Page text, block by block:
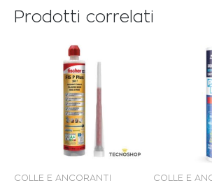
Prodotti correlati
COLLE E ANCORANTI COLLE E